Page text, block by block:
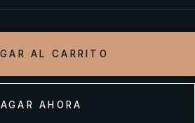
AL CARRITO
AHORA